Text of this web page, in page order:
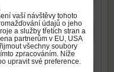
vaší návštěvy tohoto
údajů o jeho
a služby třetích stran a
partnerům v EU, USA
všechny soubory
zpracováním. Níže
upravit své preference.